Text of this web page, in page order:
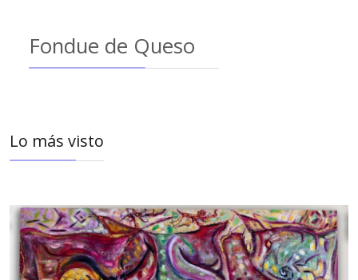
Fondue de Queso
Lo más visto